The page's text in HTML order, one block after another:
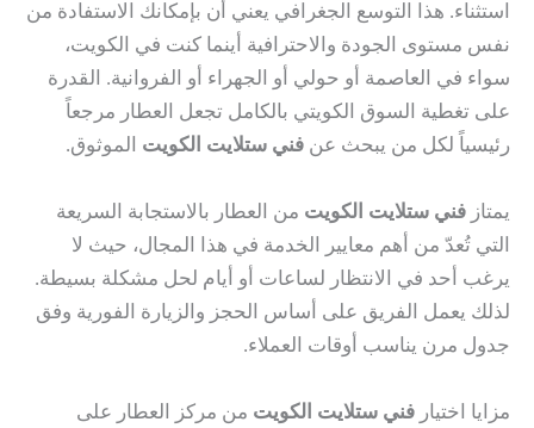
استثناء. هذا التوسع الجغرافي يعني أن بإمكانك الاستفادة من
نفس مستوى الجودة والاحترافية أينما كنت في الكويت،
سواء في العاصمة أو حولي أو الجهراء أو الفروانية. القدرة
على تغطية السوق الكويتي بالكامل تجعل العطار مرجعاً
رئيسياً لكل من يبحث عن فني ستلايت الكويت الموثوق.
يمتاز فني ستلايت الكويت من العطار بالاستجابة السريعة
التي تُعدّ من أهم معايير الخدمة في هذا المجال، حيث لا
يرغب أحد في الانتظار لساعات أو أيام لحل مشكلة بسيطة.
لذلك يعمل الفريق على أساس الحجز والزيارة الفورية وفق
جدول مرن يناسب أوقات العملاء.
مزايا اختيار فني ستلايت الكويت من مركز العطار على